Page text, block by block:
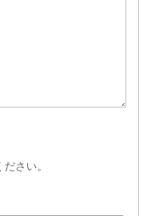
さい。